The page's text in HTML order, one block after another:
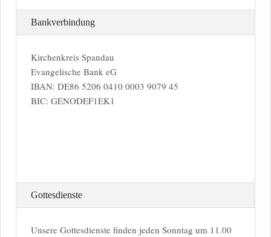
Bankverbindung
Kirchenkreis Spandau
Evangelische Bank eG
IBAN: DE86 5206 0410 0003 9079 45
BIC: GENODEF1EK1
Gottesdienste
Unsere Gottesdienste finden jeden Sonntag um 11.00